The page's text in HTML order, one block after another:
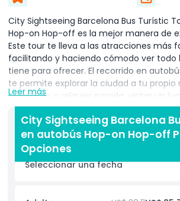
City Sightseeing Barcelona Bus Turístic
Hop-on Hop-off es la mejor manera de
Este tour te lleva a las atracciones más
facilitando y haciendo cómodo ver todo
tiene para ofrecer. El recorrido en
te permite explorar la ciudad a tu propio
bajarte en cualquier parada, visitar un
luego subirte al siguiente autobús. Los
con frecuencia, así que nunca tendrás
demasiado. Esta es una excelente
como la Sagrada Familia, el Parque Güell,
hermosas playas de Barcelona. Con
turístico, también recibes una guía de
historia y cultura de Barcelona mientras
Leer más
City Sightseeing Barcelona
en autobús Hop-on Hop-off
Opciones
Seleccionar una fecha